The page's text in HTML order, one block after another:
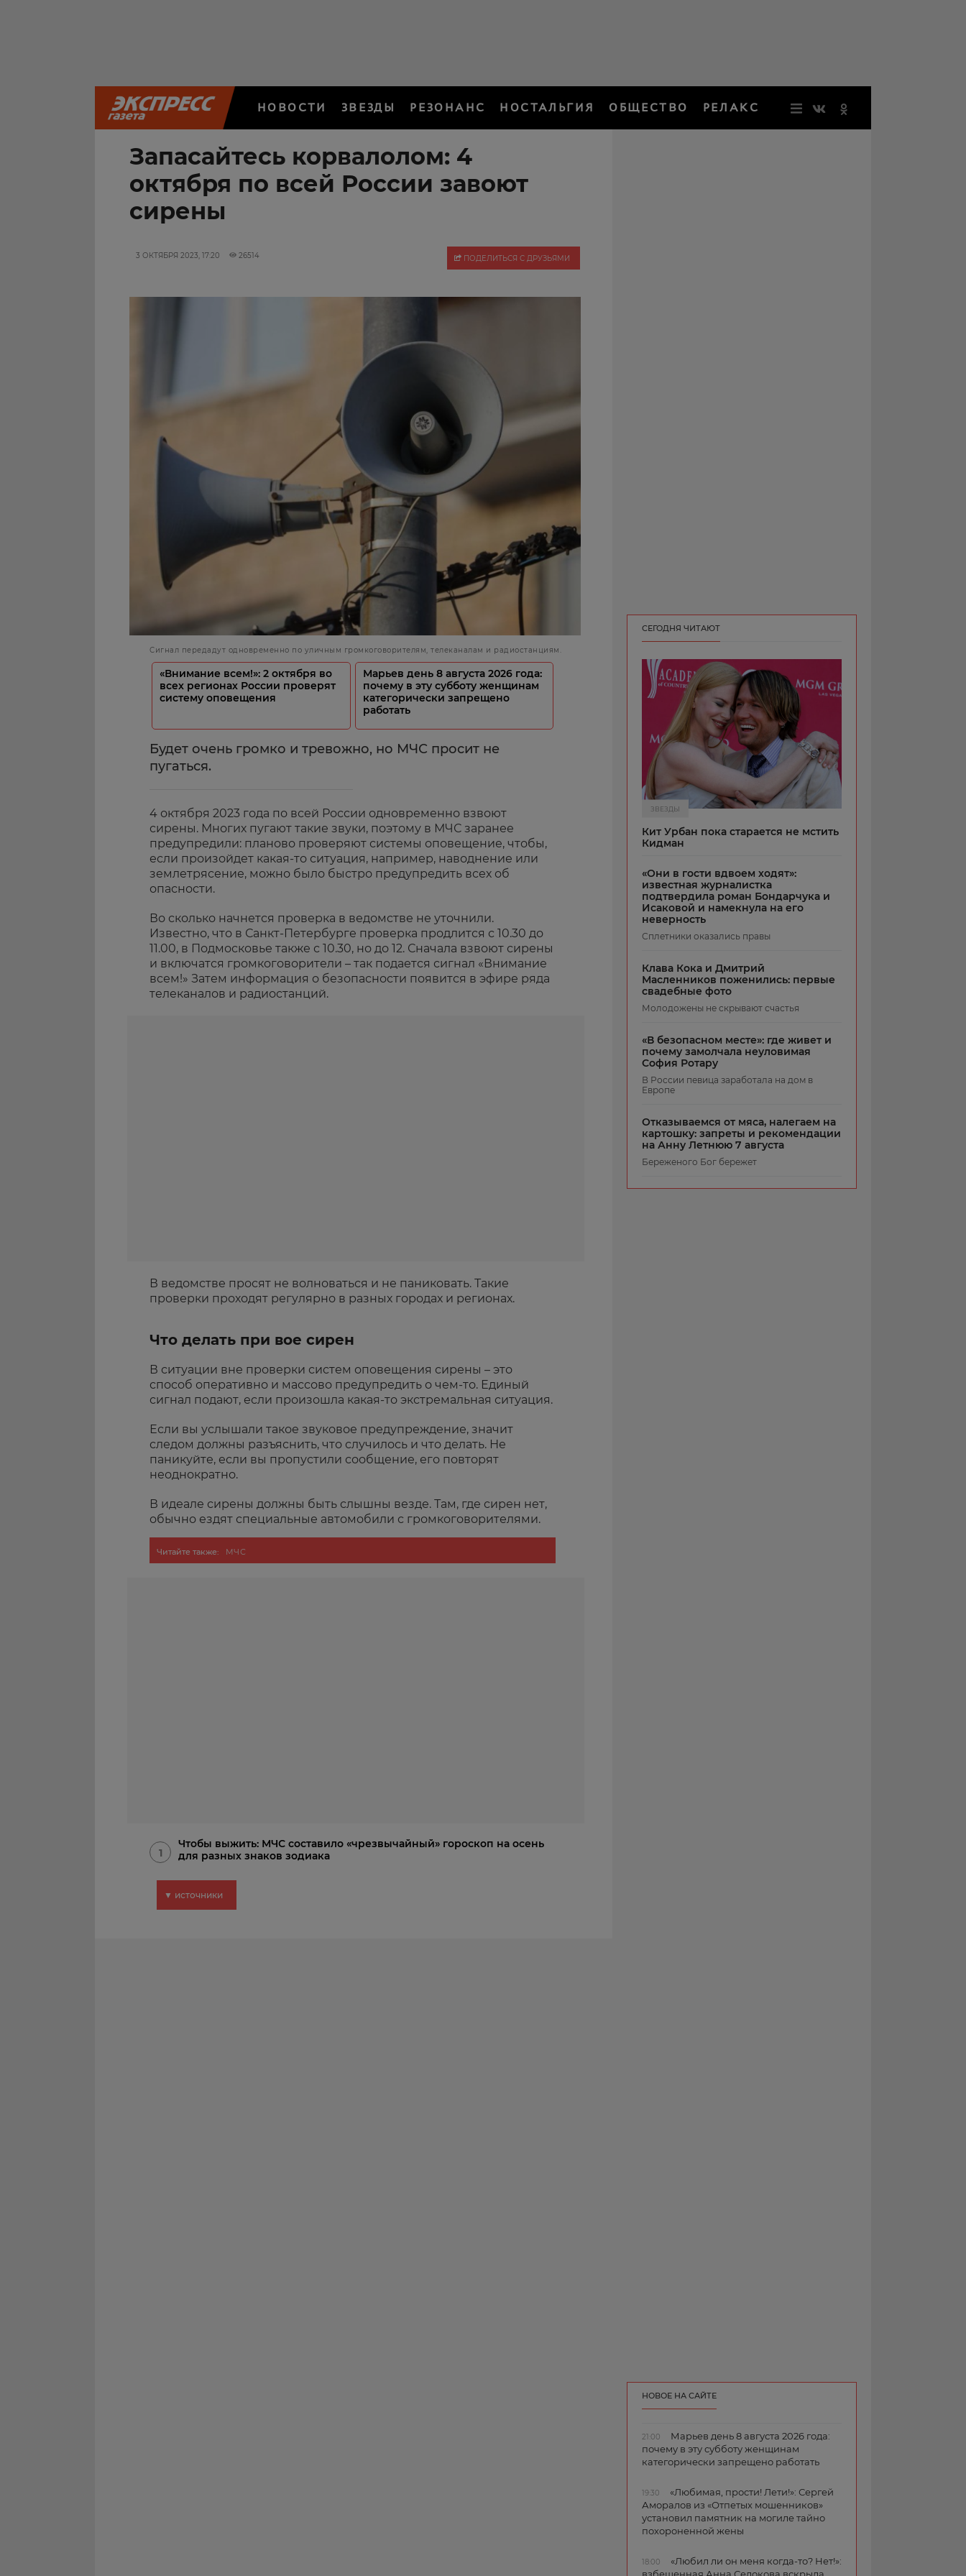
НОВОСТИ ЗВЕЗДЫ РЕЗОНАНС НОСТАЛЬГИЯ ОБЩЕСТВО РЕЛАКС
Запасайтесь корвалолом: 4
октября по всей России завоют
сирены
3 ОКТЯБРЯ 2023, 17:20 26514 ПОДЕЛИТЬСЯ С ДРУЗЬЯМИ
Сигнал передадут одновременно по уличным громкоговорителям, телеканалам и радиостанциям.
«Внимание всем!»: 2 октября во
всех регионах России проверят
систему оповещения
Марьев день 8 августа 2026 года:
почему в эту субботу женщинам
категорически запрещено
работать
Будет очень громко и тревожно, но МЧС просит не
пугаться.
4 октября 2023 года по всей России одновременно взвоют
сирены. Многих пугают такие звуки, поэтому в МЧС заранее
предупредили: планово проверяют системы оповещение, чтобы,
если произойдет какая-то ситуация, например, наводнение или
землетрясение, можно было быстро предупредить всех об
опасности.
Во сколько начнется проверка в ведомстве не уточнили.
Известно, что в Санкт-Петербурге проверка продлится с 10.30 до
11.00, в Подмосковье также с 10.30, но до 12. Сначала взвоют сирены
и включатся громкоговорители – так подается сигнал «Внимание
всем!» Затем информация о безопасности появится в эфире ряда
телеканалов и радиостанций.
В ведомстве просят не волноваться и не паниковать. Такие
проверки проходят регулярно в разных городах и регионах.
Что делать при вое сирен
В ситуации вне проверки систем оповещения сирены – это
способ оперативно и массово предупредить о чем-то. Единый
сигнал подают, если произошла какая-то экстремальная ситуация.
Если вы услышали такое звуковое предупреждение, значит
следом должны разъяснить, что случилось и что делать. Не
паникуйте, если вы пропустили сообщение, его повторят
неоднократно.
В идеале сирены должны быть слышны везде. Там, где сирен нет,
обычно ездят специальные автомобили с громкоговорителями.
Читайте также: МЧС
1
Чтобы выжить: МЧС составило «чрезвычайный» гороскоп на осень
для разных знаков зодиака
▼ источники
СЕГОДНЯ ЧИТАЮТ
ЗВЕЗДЫ
Кит Урбан пока старается не мстить
Кидман
«Они в гости вдвоем ходят»:
известная журналистка
подтвердила роман Бондарчука и
Исаковой и намекнула на его
неверность
Сплетники оказались правы
Клава Кока и Дмитрий
Масленников поженились: первые
свадебные фото
Молодожены не скрывают счастья
«В безопасном месте»: где живет и
почему замолчала неуловимая
София Ротару
В России певица заработала на дом в
Европе
Отказываемся от мяса, налегаем на
картошку: запреты и рекомендации
на Анну Летнюю 7 августа
Береженого Бог бережет
НОВОЕ НА САЙТЕ
21:00
Марьев день 8 августа 2026 года:
почему в эту субботу женщинам
категорически запрещено работать
19:30
«Любимая, прости! Лети!»: Сергей
Аморалов из «Отпетых мошенников»
установил памятник на могиле тайно
похороненной жены
18:00
«Любил ли он меня когда-то? Нет!»: